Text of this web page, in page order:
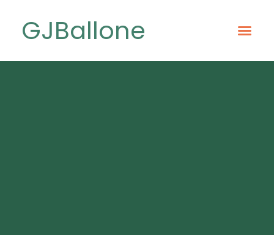
GJBallone